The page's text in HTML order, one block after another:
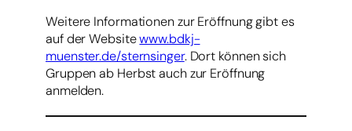
Weitere Informationen zur Eröffnung gibt es
auf der Websitewww.bdkj-
muenster.de/sternsinger. Dort können sich
Gruppen ab Herbst auch zur Eröffnung
anmelden.